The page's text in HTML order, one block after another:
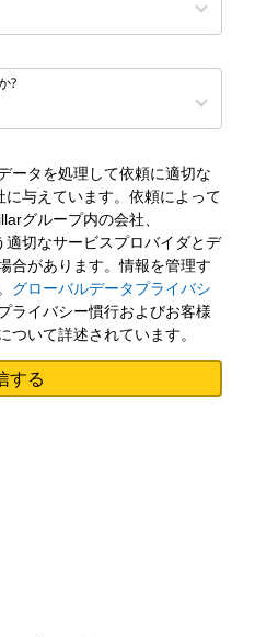
?
ータを処理して依頼に適切な
与えています。依頼によって
グループ内の会社、
切なサービスプロバイダとデ
合があります。情報を管理す
グローバルデータプライバシ
ライバシー慣行およびお客様
ついて詳述されています。